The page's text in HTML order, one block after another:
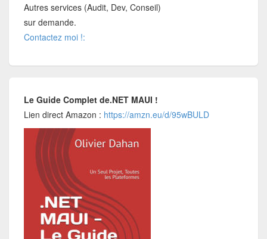
Autres services (Audit, Dev, Conseil)
sur demande.
Contactez moi !:
Le Guide Complet de.NET MAUI !
Lien direct Amazon : https://amzn.eu/d/95wBULD